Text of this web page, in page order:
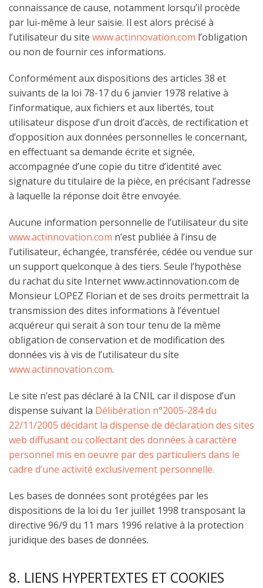
connaissance de cause, notamment lorsqu’il procède
par lui-même à leur saisie. Il est alors précisé à
l’utilisateur du site www.actinnovation.com l’obligation
ou non de fournir ces informations.
Conformément aux dispositions des articles 38 et
suivants de la loi 78-17 du 6 janvier 1978 relative à
l’informatique, aux fichiers et aux libertés, tout
utilisateur dispose d’un droit d’accès, de rectification et
d’opposition aux données personnelles le concernant,
en effectuant sa demande écrite et signée,
accompagnée d’une copie du titre d’identité avec
signature du titulaire de la pièce, en précisant l’adresse
à laquelle la réponse doit être envoyée.
Aucune information personnelle de l’utilisateur du site
www.actinnovation.com n’est publiée à l’insu de
l’utilisateur, échangée, transférée, cédée ou vendue sur
un support quelconque à des tiers. Seule l’hypothèse
du rachat du site Internet www.actinnovation.com de
Monsieur LOPEZ Florian et de ses droits permettrait la
transmission des dites informations à l’éventuel
acquéreur qui serait à son tour tenu de la même
obligation de conservation et de modification des
données vis à vis de l’utilisateur du site
www.actinnovation.com.
Le site n’est pas déclaré à la CNIL car il dispose d’un
dispense suivant la Délibération n°2005-284 du
22/11/2005 décidant la dispense de déclaration des sites
web diffusant ou collectant des données à caractère
personnel mis en oeuvre par des particuliers dans le
cadre d’une activité exclusivement personnelle.
Les bases de données sont protégées par les
dispositions de la loi du 1er juillet 1998 transposant la
directive 96/9 du 11 mars 1996 relative à la protection
juridique des bases de données.
8. LIENS HYPERTEXTES ET COOKIES